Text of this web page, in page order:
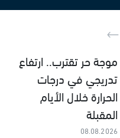
موجة حر تقترب.. ارتفاع
تدريجي في درجات
الحرارة خلال الأيام
المقبلة
08.08.2026